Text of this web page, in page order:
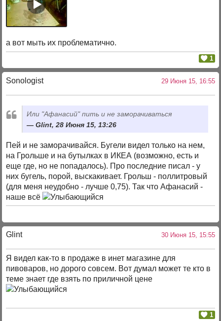
а вот мыть их проблематично.
1
Sonologist 29 Июня 15, 16:55
Или "Афанасий" пить и не заморачиваться
Glint, 28 Июня 15, 13:26
Пей и не заморачивайся. Бугели видел только на нем,
на Грольше и на бутылках в ИКЕА (возможно, есть и
еще где, но не попадалось). Про последние писал - у
них бугель, порой, выскакивает. Грольш - поллитровый
(для меня неудобно - лучше 0,75). Так что Афанасий -
наше всё
Glint 30 Июня 15, 15:55
Я видел как-то в продаже в инет магазине для
пивоваров, но дорого совсем. Вот думал может те кто в
теме знает где взять по приличной цене
1